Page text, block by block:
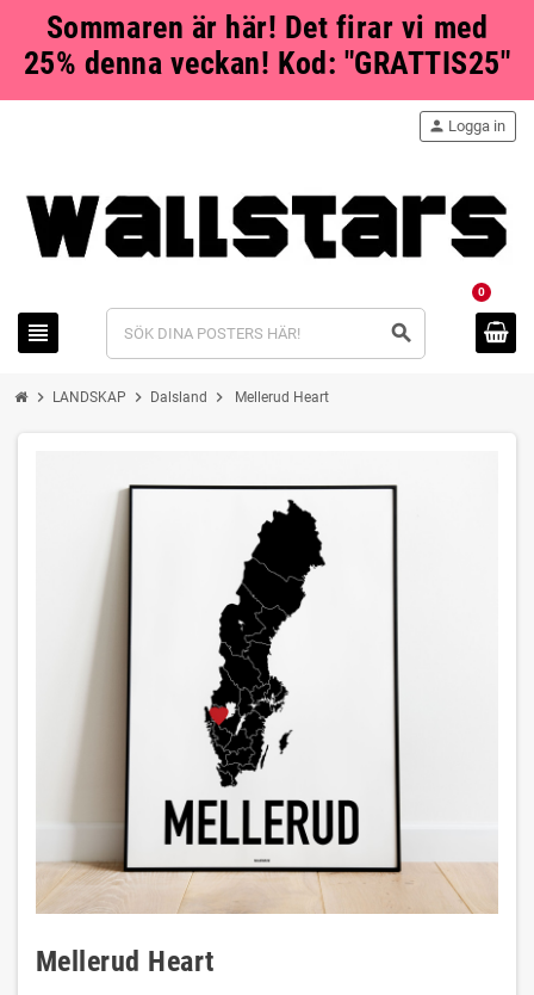
Sommaren är här! Det firar vi med
25% denna veckan! Kod: "GRATTIS25"
view_headline search
person Logga in
0
chevron_right LANDSKAP chevron_right Dalsland chevron_right Mellerud Heart
Mellerud Heart